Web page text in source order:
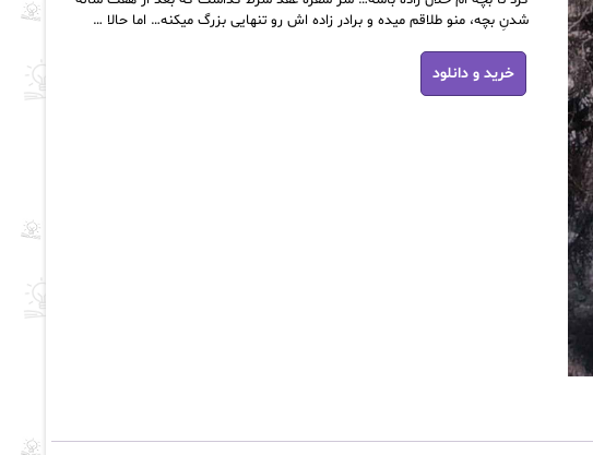
شدنِ بچه، منو طلاقم میده و برادر زاده اش رو تنهایی بزرگ میکنه… اما حالا …
دانلود
رمان
کینه
خرید و دانلود